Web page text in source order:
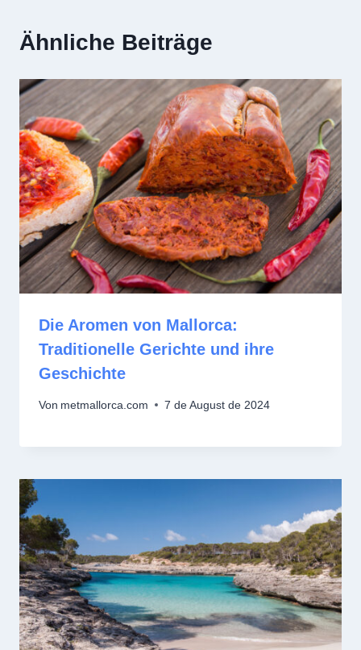
Ähnliche Beiträge
Die Aromen von Mallorca:
Traditionelle Gerichte und ihre
Geschichte
Von metmallorca.com 7 de August de 2024